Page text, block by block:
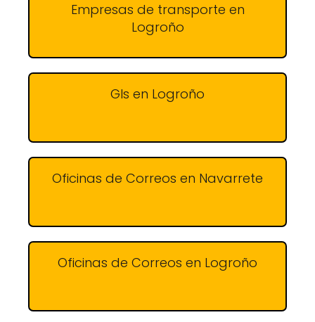
Empresas de transporte en
Logroño
Gls en Logroño
Oficinas de Correos en Navarrete
Oficinas de Correos en Logroño